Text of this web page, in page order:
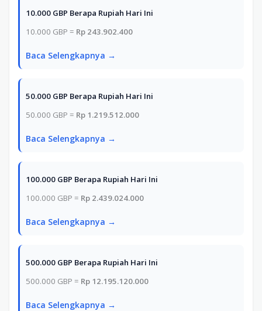
10.000 GBP Berapa Rupiah Hari Ini
10.000 GBP = Rp 243.902.400
Baca Selengkapnya →
50.000 GBP Berapa Rupiah Hari Ini
50.000 GBP = Rp 1.219.512.000
Baca Selengkapnya →
100.000 GBP Berapa Rupiah Hari Ini
100.000 GBP = Rp 2.439.024.000
Baca Selengkapnya →
500.000 GBP Berapa Rupiah Hari Ini
500.000 GBP = Rp 12.195.120.000
Baca Selengkapnya →